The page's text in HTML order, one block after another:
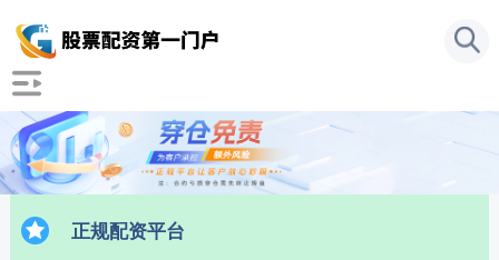
正规配资平台